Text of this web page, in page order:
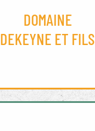
DOMAINE
DEKEYNE ET FILS